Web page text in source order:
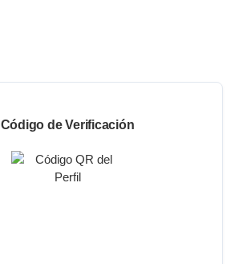
Código de Verificación